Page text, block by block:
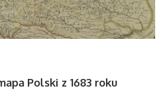
Polski z 1683 roku